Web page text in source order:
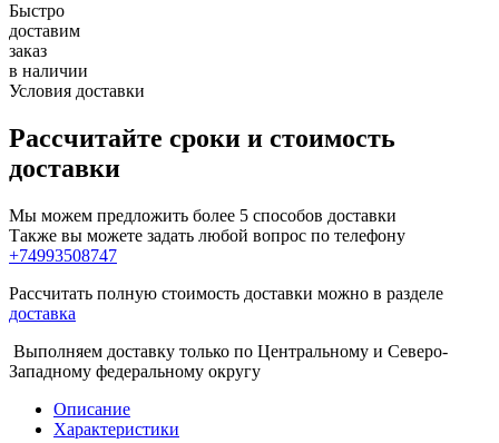
Быстро
доставим
заказ
в наличии
Условия доставки
Рассчитайте сроки и стоимость
доставки
Мы можем предложить более 5 способов доставки
Также вы можете задать любой вопрос по телефону
+74993508747
Рассчитать полную стоимость доставки можно в разделе
доставка
Выполняем доставку только по Центральному и Северо-
Западному федеральному округу
Описание
Характеристики